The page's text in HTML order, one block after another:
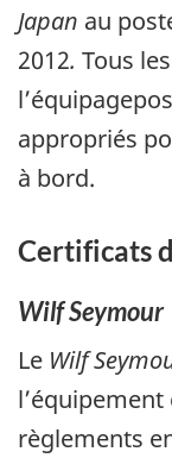
Japan au
2012. Tous
appropriés
à bord.
Certificats
Wilf Seymour
Le Wilf
règlements